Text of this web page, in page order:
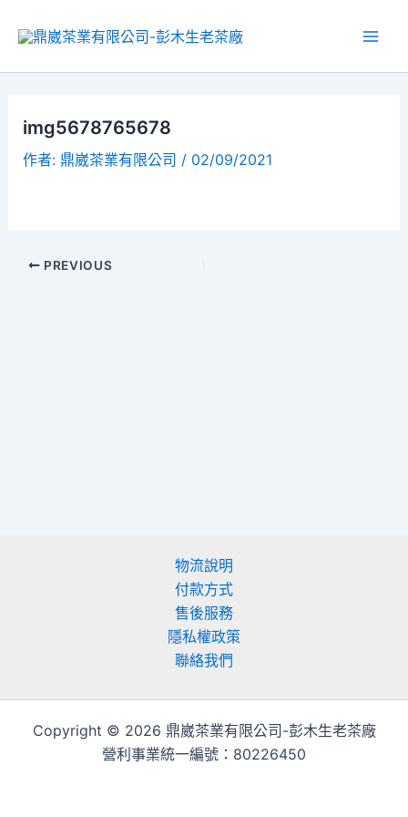
img5678765678
作者: 鼎崴茶業有限公司 / 02/09/2021
PREVIOUS
物流說明
付款方式
售後服務
隱私權政策
聯絡我們
Copyright © 2026 鼎崴茶業有限公司-彭木生老茶廠
營利事業統一編號：80226450